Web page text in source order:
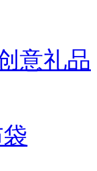
意礼品